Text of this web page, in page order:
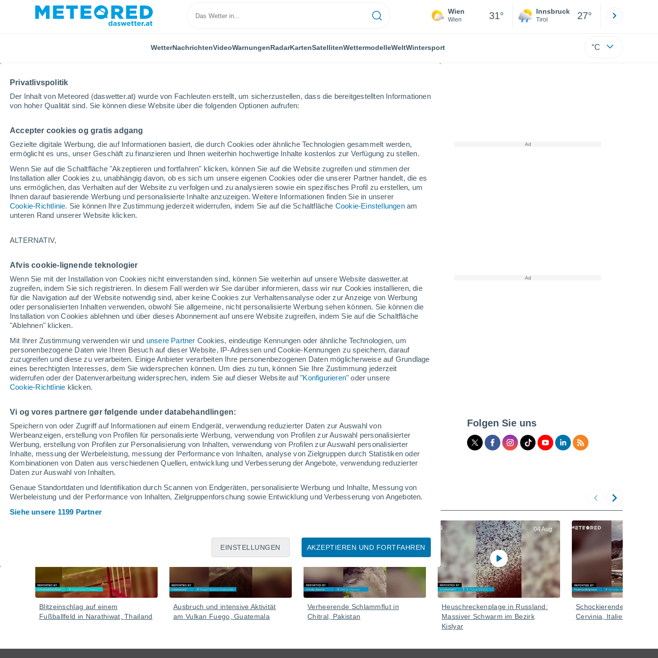
Privatlivspolitik
Der Inhalt von Meteored (daswetter.at) wurde von Fachleuten erstellt, um sicherzustellen, dass die bereitgestellten Informationen
von hoher Qualität sind. Sie können diese Website über die folgenden Optionen aufrufen:
Accepter cookies og gratis adgang
Gezielte digitale Werbung, die auf Informationen basiert, die durch Cookies oder ähnliche Technologien gesammelt werden,
ermöglicht es uns, unser Geschäft zu finanzieren und Ihnen weiterhin hochwertige Inhalte kostenlos zur Verfügung zu stellen.
Wenn Sie auf die Schaltfläche "Akzeptieren und fortfahren" klicken, können Sie auf die Website zugreifen und stimmen der
Installation aller Cookies zu, unabhängig davon, ob es sich um unsere eigenen Cookies oder die unserer Partner handelt, die es
uns ermöglichen, das Verhalten auf der Website zu verfolgen und zu analysieren sowie ein spezifisches Profil zu erstellen, um
Ihnen darauf basierende Werbung und personalisierte Inhalte anzuzeigen. Weitere Informationen finden Sie in unserer
Cookie-Richtlinie. Sie können Ihre Zustimmung jederzeit widerrufen, indem Sie auf die Schaltfläche Cookie-Einstellungenam
unteren Rand unserer Website klicken.
ALTERNATIV,
Afvis cookie-lignende teknologier
Wenn Sie mit der Installation von Cookies nicht einverstanden sind, können Sie weiterhin auf unsere Website daswetter.at
zugreifen, indem Sie sich registrieren. In diesem Fall werden wir Sie darüber informieren, dass wir nur Cookies installieren, die
für die Navigation auf der Website notwendig sind, aber keine Cookies zur Verhaltensanalyse oder zur Anzeige von Werbung
oder personalisierten Inhalten verwenden, obwohl Sie allgemeine, nicht personalisierte Werbung sehen können. Sie können die
Installation von Cookies ablehnen und über dieses Abonnement auf unsere Website zugreifen, indem Sie auf die Schaltfläche
"Ablehnen" klicken.
Mit Ihrer Zustimmung verwenden wir und unsere Partner Cookies, eindeutige Kennungen oder ähnliche Technologien, um
personenbezogene Daten wie Ihren Besuch auf dieser Website, IP-Adressen und Cookie-Kennungen zu speichern, darauf
zuzugreifen und diese zu verarbeiten. Einige Anbieter verarbeiten Ihre personenbezogenen Daten möglicherweise auf Grundlage
eines berechtigten Interesses, dem Sie widersprechen können. Um dies zu tun, können Sie Ihre Zustimmung jederzeit
widerrufen oder der Datenverarbeitung widersprechen, indem Sie auf dieser Website auf "Konfigurieren" oder unsere
Cookie-Richtlinie klicken.
Vi og vores partnere gør følgende under databehandlingen:
Speichern von oder Zugriff auf Informationen auf einem Endgerät, verwendung reduzierter Daten zur Auswahl von
Werbeanzeigen, erstellung von Profilen für personalisierte Werbung, verwendung von Profilen zur Auswahl personalisierter
Werbung, erstellung von Profilen zur Personalisierung von Inhalten, verwendung von Profilen zur Auswahl personalisierter
Inhalte, messung der Werbeleistung, messung der Performance von Inhalten, analyse von Zielgruppen durch Statistiken oder
Kombinationen von Daten aus verschiedenen Quellen, entwicklung und Verbesserung der Angebote, verwendung reduzierter
Daten zur Auswahl von Inhalten.
Genaue Standortdaten und Identifikation durch Scannen von Endgeräten, personalisierte Werbung und Inhalte, Messung von
Werbeleistung und der Performance von Inhalten, Zielgruppenforschung sowie Entwicklung und Verbesserung von Angeboten.
Siehe unsere 1199 Partner
AKZEPTIEREN UND FORTFAHREN
EINSTELLUNGEN
Wien
Wien 31° Innsbruck
Tirol 27°
WetterNachrichtenVideoWarnungenRadarKartenSatellitenWettermodelleWeltWintersport °C
Home Video Ein gewaltiger Sandsturm hinterlässt apokalyptische Bilder im Südirak! Tausende Menschen wurden wegen Atemwegsproblemen behandelt.
Ein gewaltiger Sandsturm hinterlässt
apokalyptische Bilder im Südirak! Tausende
Menschen wurden wegen Atemwegsproblemen
behandelt.
Das Phänomen hat zu Stromausfällen, Flugausfällen in mehreren Regionen, Tausenden von
Krankenhauseinweisungen und einem drastischen Verlust der Sicht geführt.
Folgen Sie uns
Video
Blitzeinschlag auf einem
Fußballfeld in Narathiwat, Thailand
Ausbruch und intensive Aktivität
am Vulkan Fuego, Guatemala
Verheerende Schlammflut in
Chitral, Pakistan
04 Aug
Heuschreckenplage in Russland:
Massiver Schwarm im Bezirk
Kislyar
Schockierender
Cervinia, Italien